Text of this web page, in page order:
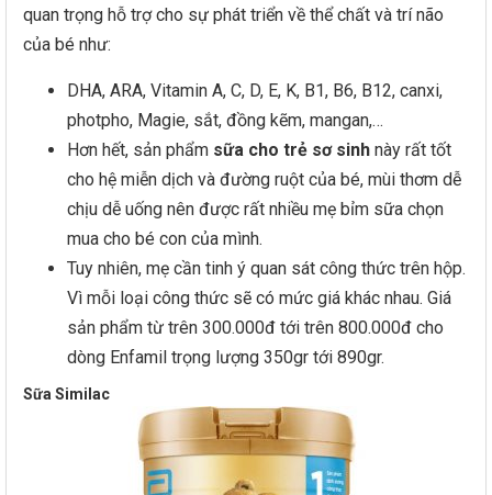
quan trọng hỗ trợ cho sự phát triển về thể chất và trí não
của bé như:
DHA, ARA, Vitamin A, C, D, E, K, B1, B6, B12, canxi,
photpho, Magie, sắt, đồng kẽm, mangan,…
Hơn hết, sản phẩm sữa cho trẻ sơ sinh này rất tốt
cho hệ miễn dịch và đường ruột của bé, mùi thơm dễ
chịu dễ uống nên được rất nhiều mẹ bỉm sữa chọn
mua cho bé con của mình.
Tuy nhiên, mẹ cần tinh ý quan sát công thức trên hộp.
Vì mỗi loại công thức sẽ có mức giá khác nhau. Giá
sản phẩm từ trên 300.000đ tới trên 800.000đ cho
dòng Enfamil trọng lượng 350gr tới 890gr.
Sữa Similac